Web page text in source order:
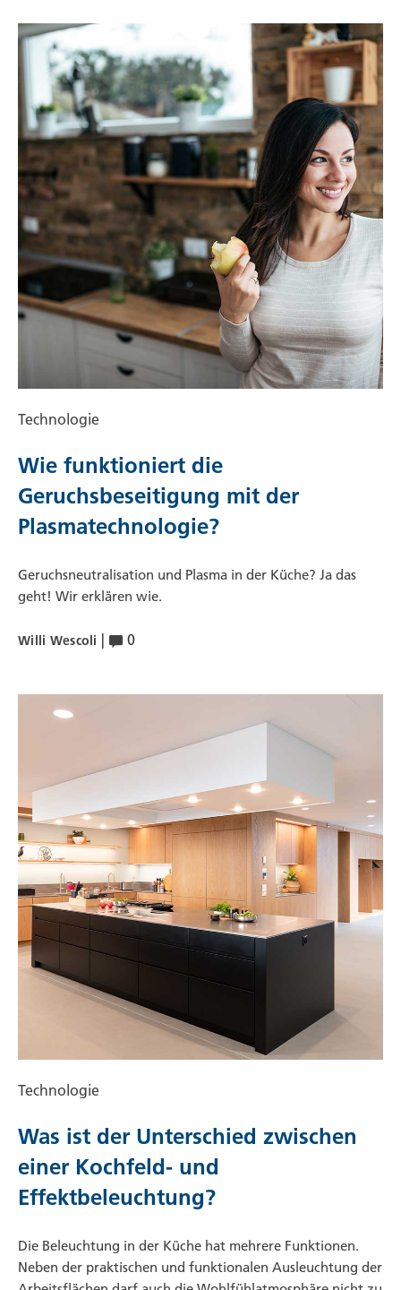
Technologie
Wie funktioniert die
Geruchsbeseitigung mit der
Plasmatechnologie?
Geruchsneutralisation und Plasma in der Küche? Ja das
geht! Wir erklären wie.
Willi Wescoli | 0
Technologie
Was ist der Unterschied zwischen
einer Kochfeld- und
Effektbeleuchtung?
Die Beleuchtung in der Küche hat mehrere Funktionen.
Neben der praktischen und funktionalen Ausleuchtung der